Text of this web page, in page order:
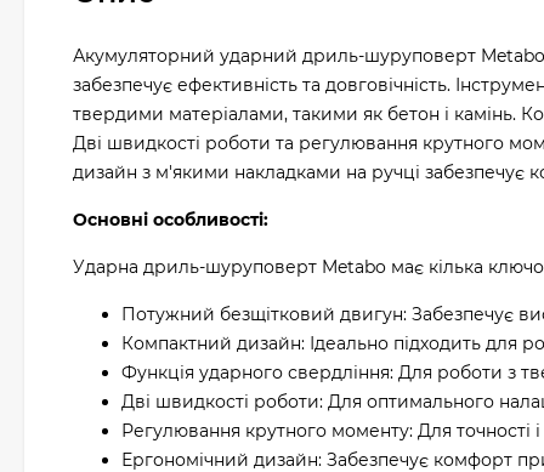
Акумуляторний ударний дриль-шуруповерт
забезпечує ефективність та довговічність.
твердими матеріалами, такими як бетон і камінь.
Дві швидкості роботи та регулювання крутного
дизайн з м'якими накладками на ручці забезпечує
Основні особливості:
Ударна дриль-шуруповерт Metabo має кілька
Потужний безщітковий двигун: Забезпечує
Компактний дизайн: Ідеально підходить для
Функція ударного свердління: Для роботи з
Дві швидкості роботи: Для оптимального
Регулювання крутного моменту: Для точності
Ергономічний дизайн: Забезпечує комфорт